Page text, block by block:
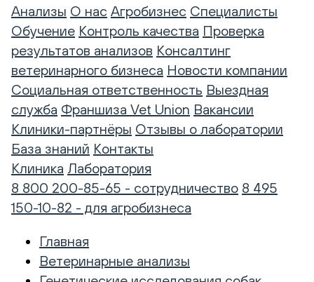
Анализы О нас Агробизнес Специалисты
Обучение Контроль качества Проверка
результатов анализов Консалтинг
ветеринарного бизнеса Новости компании
Социальная ответственность Выездная
служба Франшиза Vet Union Вакансии
Клиники-партнёры Отзывы о лаборатории
База знаний Контакты
Клиника Лаборатория
8 800 200-85-65 - сотрудничество 8 495
150-10-82 - для агробизнеса
Главная
Ветеринарные анализы